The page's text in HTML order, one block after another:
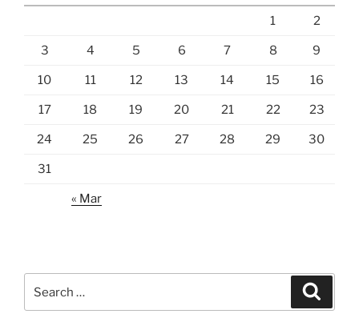
1 2
3 4 5 6 7 8 9
10 11 12 13 14 15 16
17 18 19 20 21 22 23
24 25 26 27 28 29 30
31
« Mar
for: